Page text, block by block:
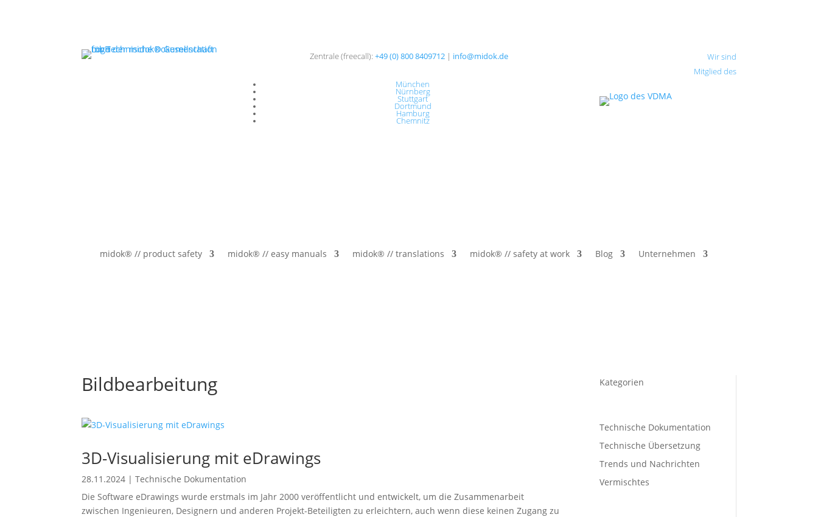
Zentrale (freecall): +49 (0) 800 8409712| info@midok.de
München
Nürnberg
Stuttgart
Dortmund
Hamburg
Chemnitz
Wir sind
Mitglied des
midok® // product safety midok® // easy manuals midok® // translations midok® // safety at work Blog Unternehmen
Bildbearbeitung
3D-Visualisierung mit eDrawings
28.11.2024 |Technische Dokumentation
Die Software eDrawings wurde erstmals im Jahr 2000 veröffentlicht und entwickelt, um die Zusammenarbeit
zwischen Ingenieuren, Designern und anderen Projekt-Beteiligten zu erleichtern, auch wenn diese keinen Zugang zu
Kategorien
Technische Dokumentation
Technische Übersetzung
Trends und Nachrichten
Vermischtes